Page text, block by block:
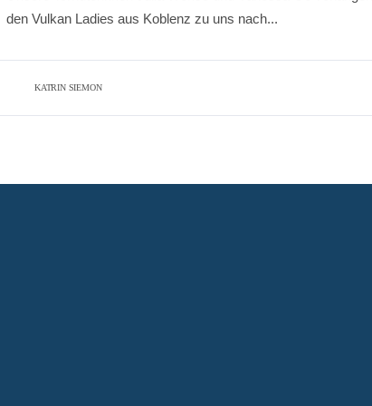
den Vulkan Ladies aus Koblenz zu uns nach...
KATRIN SIEMON